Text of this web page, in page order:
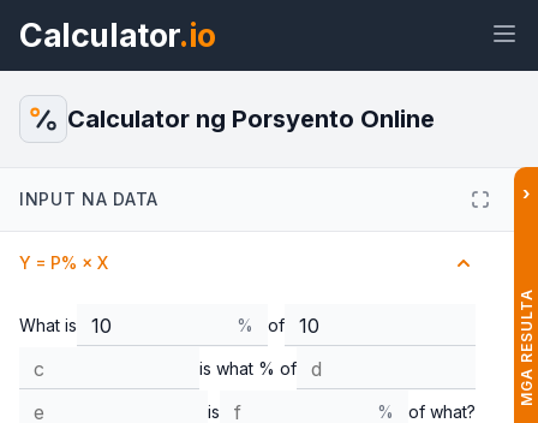
Calculator.io
Calculator ng Porsyento Online
INPUT NA DATA
Y = P% × X
What is % of
is what % of
is % of what?
›
MGA RESULTA